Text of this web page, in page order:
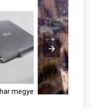
megye